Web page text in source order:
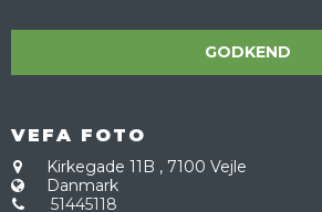
GODKEND
VEFA FOTO
Kirkegade 11B , 7100 Vejle
Danmark
51445118